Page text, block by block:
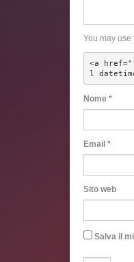
You may use
<a
l
Nome *
Email *
Sito web
Salva il